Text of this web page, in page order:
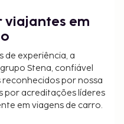
quartos
sujeitos a
diretamente o
de telefone
reserva.
viajantes em
de experiência, a
Stena, confiável
reconhecidos por nossa
por acreditações líderes
em viagens de carro.